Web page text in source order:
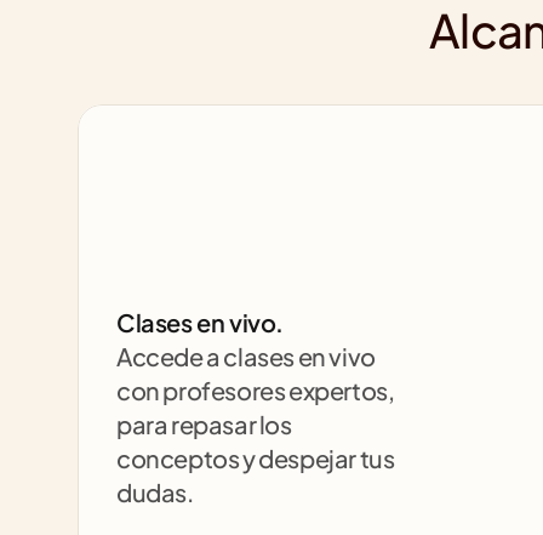
Clases en vivo.
Accede a clases en vivo
con profesores expertos,
para repasar los
conceptos y despejar tus
dudas.